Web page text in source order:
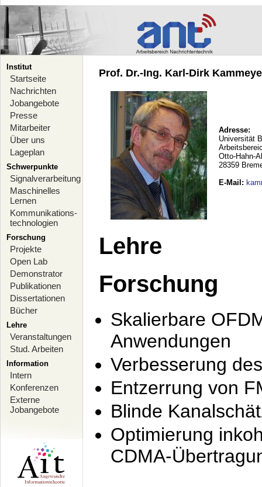
Institut
Startseite
Nachrichten
Jobangebote
Presse
Mitarbeiter
Über uns
Lageplan
Schwerpunkte
Signalverarbeitung
Maschinelles
Lernen
Kommunikations-
technologien
Forschung
Projekte
Open Lab
Demonstrator
Publikationen
Dissertationen
Bücher
Lehre
Veranstaltungen
Stud. Arbeiten
Information
Intern
Konferenzen
Externe
Jobangebote
Prof. Dr.-Ing. Karl-Dirk
Adresse:
Universität
Otto-Hahn-
28359
E-Mail :
Lehre
Forschung
Skalierbare
Anwendungen
Verbesserung
Entzerrung von
Blinde
Optimierung
CDMA-